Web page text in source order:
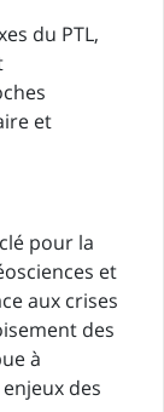
du PTL,
et
pour la
et
aux crises
des
à
des